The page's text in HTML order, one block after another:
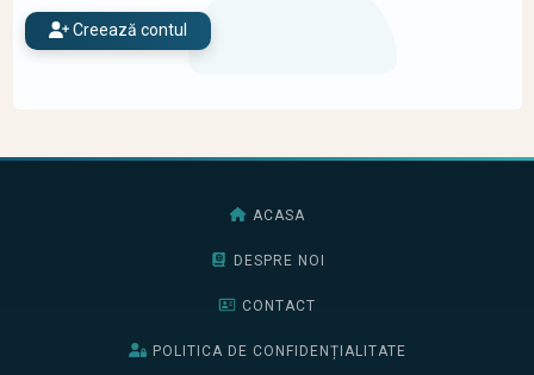
Creează contul
ACASA
DESPRE NOI
CONTACT
POLITICA DE CONFIDENȚIALITATE